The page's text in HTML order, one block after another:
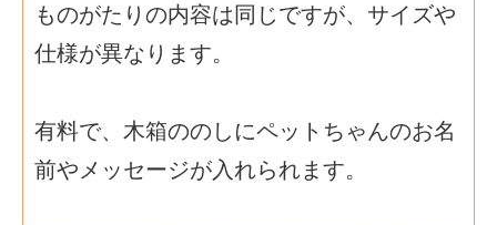
ものがたりの内容は同じですが、サイズや
仕様が異なります。
有料で、木箱ののしにペットちゃんのお名
前やメッセージが入れられます。